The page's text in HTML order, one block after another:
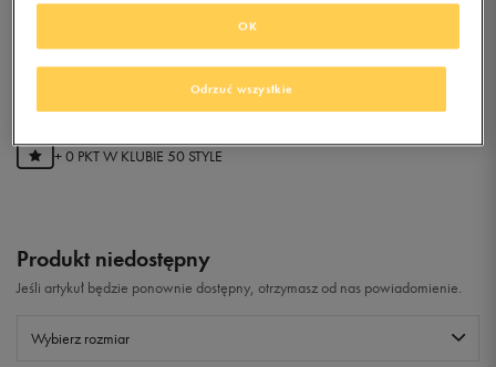
DC HEATHROW
złz Vat
+ 0 PKT W KLUBIE 50 STYLE
Produkt niedostępny
Jeśli artykuł będzie ponownie dostępny, otrzymasz od nas powiadomienie.
Wybierz rozmiar
Odrzuć wszystkie
OK